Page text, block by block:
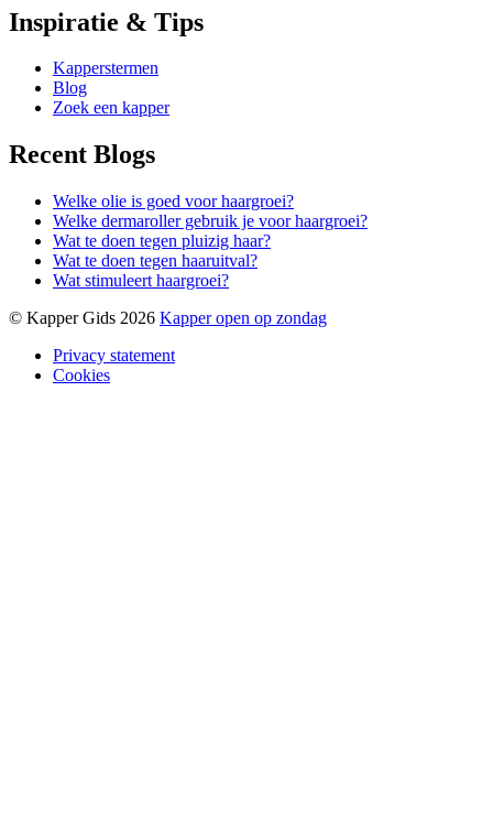
Inspiratie & Tips
Kapperstermen
Blog
Zoek een kapper
Recent Blogs
Welke olie is goed voor haargroei?
Welke dermaroller gebruik je voor haargroei?
Wat te doen tegen pluizig haar?
Wat te doen tegen haaruitval?
Wat stimuleert haargroei?
© Kapper Gids 2026 Kapper open op zondag
Privacy statement
Cookies